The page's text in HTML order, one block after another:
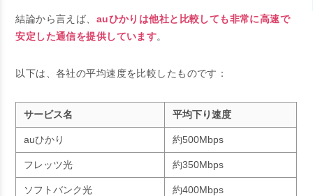
結論から言えば、 auひかりは他社と比較しても非常に高速で
安定した通信を提供しています。
以下は、各社の平均速度を比較したものです：
サービス名 平均下り速度
auひかり 約500Mbps
フレッツ光 約350Mbps
ソフトバンク光 約400Mbps